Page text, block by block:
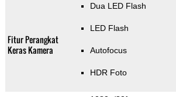
Fitur Perangkat
Keras Kamera
Dua LED Flash
LED Flash
Autofocus
HDR Foto